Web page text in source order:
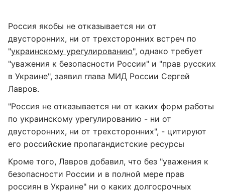
Россия якобы не отказывается ни от
двусторонних, ни от трехсторонних встреч по
"украинскому урегулированию", однако требует
"уважения к безопасности России" и "прав русских
в Украине", заявил глава МИД России Сергей
Лавров.
"Россия не отказывается ни от каких форм работы
по украинскому урегулированию - ни от
двусторонних, ни от трехсторонних", - цитируют
его российские пропагандистские ресурсы
Кроме того, Лавров добавил, что без "уважения к
безопасности России и в полной мере прав
россиян в Украине" ни о каких долгосрочных